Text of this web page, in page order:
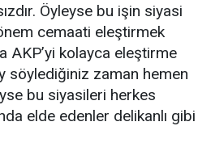
Öyleyse bu işin siyasi
cemaati eleştirmek
AKP’yi kolayca eleştirme
söylediğiniz zaman hemen
bu siyasileri herkes
elde edenler delikanlı gibi